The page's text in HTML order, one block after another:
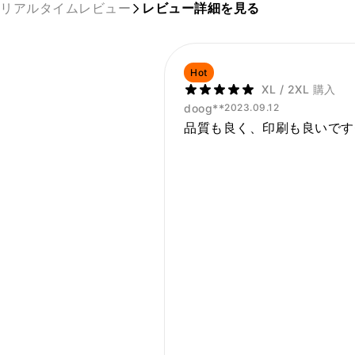
リアルタイムレビュー レビュー詳細を見る
Hot
XL / 2XL 購入
doog**2023.09.12
品質も良く、印刷も良いで